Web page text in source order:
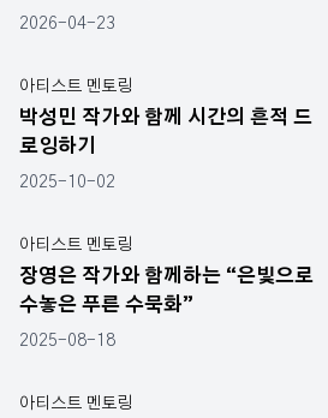
2026-04-23
아티스트 멘토링
박성민 작가와 함께 시간의 흔적 드
로잉하기
2025-10-02
아티스트 멘토링
장영은 작가와 함께하는 “은빛으로
수놓은 푸른 수묵화”
2025-08-18
아티스트 멘토링